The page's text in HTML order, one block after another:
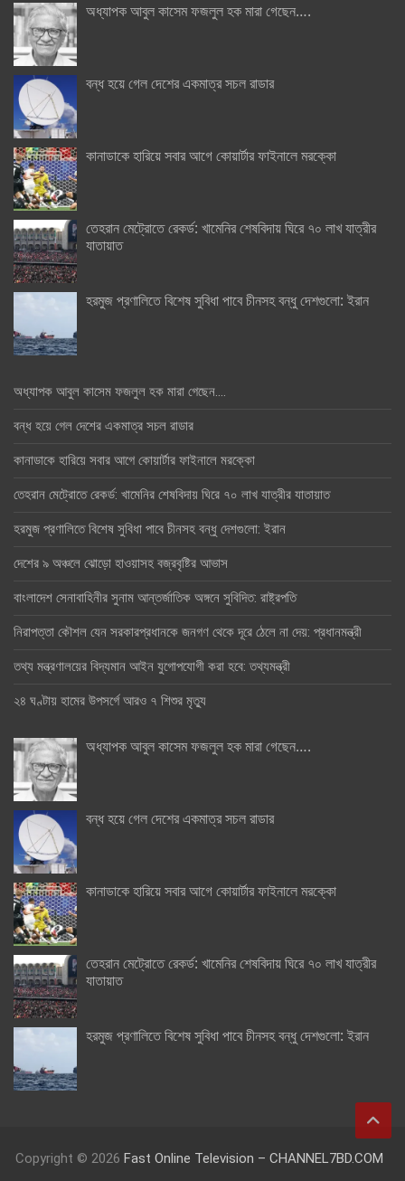
অধ্যাপক আবুল কাসেম ফজলুল হক মারা গেছেন….
বন্ধ হয়ে গেল দেশের একমাত্র সচল রাডার
কানাডাকে হারিয়ে সবার আগে কোয়ার্টার ফাইনালে মরক্কো
তেহরান মেট্রোতে রেকর্ড: খামেনির শেষবিদায় ঘিরে ৭০ লাখ যাত্রীর
যাতায়াত
হরমুজ প্রণালিতে বিশেষ সুবিধা পাবে চীনসহ বন্ধু দেশগুলো: ইরান
অধ্যাপক আবুল কাসেম ফজলুল হক মারা গেছেন….
বন্ধ হয়ে গেল দেশের একমাত্র সচল রাডার
কানাডাকে হারিয়ে সবার আগে কোয়ার্টার ফাইনালে মরক্কো
তেহরান মেট্রোতে রেকর্ড: খামেনির শেষবিদায় ঘিরে ৭০ লাখ যাত্রীর যাতায়াত
হরমুজ প্রণালিতে বিশেষ সুবিধা পাবে চীনসহ বন্ধু দেশগুলো: ইরান
দেশের ৯ অঞ্চলে ঝোড়ো হাওয়াসহ বজ্রবৃষ্টির আভাস
বাংলাদেশ সেনাবাহিনীর সুনাম আন্তর্জাতিক অঙ্গনে সুবিদিত: রাষ্ট্রপতি
নিরাপত্তা কৌশল যেন সরকারপ্রধানকে জনগণ থেকে দূরে ঠেলে না দেয়: প্রধানমন্ত্রী
তথ্য মন্ত্রণালয়ের বিদ্যমান আইন যুগোপযোগী করা হবে: তথ্যমন্ত্রী
২৪ ঘণ্টায় হামের উপসর্গে আরও ৭ শিশুর মৃত্যু
অধ্যাপক আবুল কাসেম ফজলুল হক মারা গেছেন….
বন্ধ হয়ে গেল দেশের একমাত্র সচল রাডার
কানাডাকে হারিয়ে সবার আগে কোয়ার্টার ফাইনালে মরক্কো
তেহরান মেট্রোতে রেকর্ড: খামেনির শেষবিদায় ঘিরে ৭০ লাখ যাত্রীর
যাতায়াত
হরমুজ প্রণালিতে বিশেষ সুবিধা পাবে চীনসহ বন্ধু দেশগুলো: ইরান
Copyright © 2026 Fast Online Television – CHANNEL7BD.COM